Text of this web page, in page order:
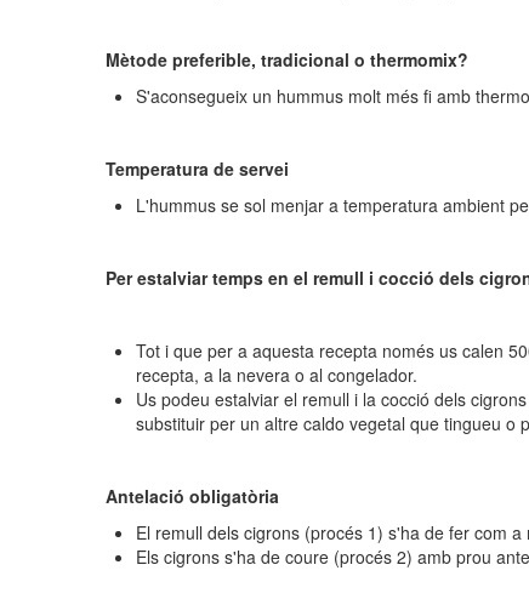
Mètode preferible, tradicional o thermomix?
S'aconsegueix un hummus molt més fi amb
Temperatura de servei
L'hummus se sol menjar a temperatura ambient
Per estalviar temps en el remull i cocció dels
Tot i que per a aquesta recepta només us calen
recepta, a la nevera o al congelador.
Us podeu estalviar el remull i la cocció dels
substituir per un altre caldo vegetal que tingueu o
Antelació obligatòria
El remull dels cigrons (procés 1) s'ha de fer com
Els cigrons s'ha de coure (procés 2) amb prou